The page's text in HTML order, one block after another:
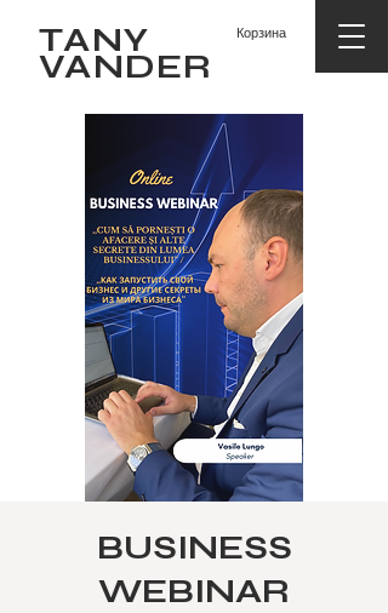
TANY
VANDER
Корзина
BUSINESS
WEBINAR